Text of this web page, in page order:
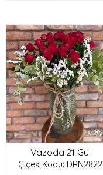
Vazoda 21 Gül
Çiçek Kodu: DRN2822